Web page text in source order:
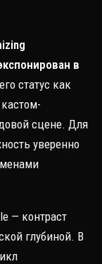
в
статус как
сцене. Для
уверенно
— контраст
глубиной. В